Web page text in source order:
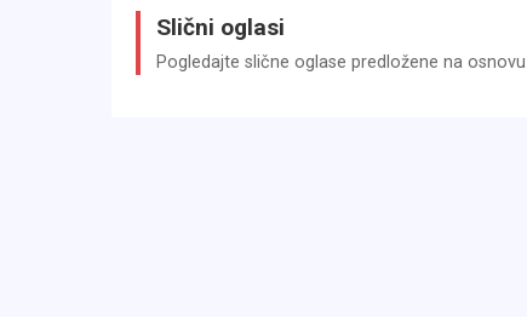
Isofix-Aufnahmen für Kindersitz an Rücksitz
Slični oglasi
Pogledajte slične oglase predložene na